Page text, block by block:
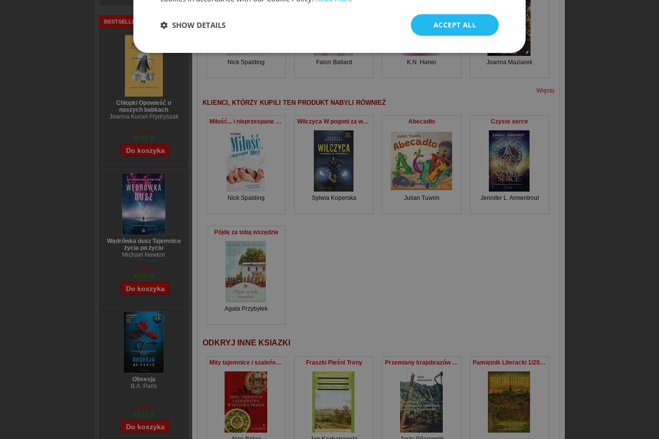
BESTSELLERY
Chłopki Opowieść o
naszych babkach
Joanna Kuciel-Frydryszak
70,44 zł
56,55 zł
Wędrówka dusz Tajemnice
życia po życiu
Michael Newton
59,84 zł
48,07 zł
Obsesja
B.A. Paris
54,39 zł
43,71 zł
Nick Spalding Falon Ballard K.N. Haner Joanna Maziarek
Więcej
KLIENCI, KTÓRZY KUPILI TEN PRODUKT NABYLI RÓWNIEŻ
Miłość... i nieprzespane noce
Nick Spalding
Wilczyca W pogoni za wolnością
Sylwia Koperska
Abecadło
Julian Tuwim
Czyste serce
Jennifer L. Armentrout
Pójdę za tobą wszędzie
Agata Przybyłek
ODKRYJ INNE KSIAZKI
Mity tajemnice i szaleństwa w historii świata Fraszki Pieśni Treny Przemiany krajobrazów roślinnych w Afryce Równikowej Pamiętnik Literacki 1/2014
ACCEPT ALL
SHOW DETAILS